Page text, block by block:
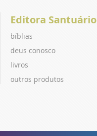
Editora Santuário
bíblias
deus conosco
livros
outros produtos